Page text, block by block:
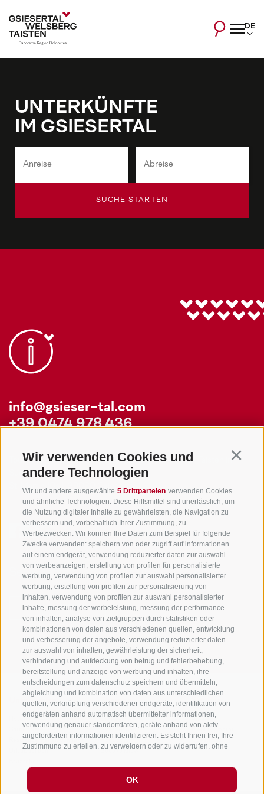
Wir verwenden Cookies und
andere Technologien
Wir und andere ausgewählte 5 Drittparteien verwenden Cookies
und ähnliche Technologien. Diese Hilfsmittel sind unerlässlich, um
die Nutzung digitaler Inhalte zu gewährleisten, die Navigation zu
verbessern und, vorbehaltlich Ihrer Zustimmung, zu
Werbezwecken. Wir können Ihre Daten zum Beispiel für folgende
Zwecke verwenden: speichern von oder zugriff auf informationen
auf einem endgerät, verwendung reduzierter daten zur auswahl
von werbeanzeigen, erstellung von profilen für personalisierte
werbung, verwendung von profilen zur auswahl personalisierter
werbung, erstellung von profilen zur personalisierung von
inhalten, verwendung von profilen zur auswahl personalisierter
inhalte, messung der werbeleistung, messung der performance
von inhalten, analyse von zielgruppen durch statistiken oder
kombinationen von daten aus verschiedenen quellen, entwicklung
und verbesserung der angebote, verwendung reduzierter daten
zur auswahl von inhalten, gewährleistung der sicherheit,
verhinderung und aufdeckung von betrug und fehlerbehebung,
bereitstellung und anzeige von werbung und inhalten, ihre
entscheidungen zum datenschutz speichern und übermitteln,
abgleichung und kombination von daten aus unterschiedlichen
quellen, verknüpfung verschiedener endgeräte, identifikation von
endgeräten anhand automatisch übermittelter informationen,
verwendung genauer standortdaten, geräte anhand von aktiv
angeforderten informationen identifizieren. Es steht Ihnen frei, Ihre
Zustimmung zu erteilen, zu verweigern oder zu widerrufen, ohne
„Cookies akzeptieren" klicken, erklären Sie sich mit der
Verwendung von Cookies und ähnlichen Tools einverstanden.
Verwenden Sie die Schaltfläche „Einstellungen verwalten", um
OK
DE
UNTERKÜNFTE
IM GSIESERTAL
SUCHE STARTEN
info@gsieser-tal.com
+39 0474 978 436
Tourismusgenossenschaft Gsiesertal - Welsberg - Taisten in
Südtirol
St. Martin 10a
I-39030 Gsiesertal
Sei jederzeit informiert und up to date!
NEWSLETTER
Unterkünfte
Residence/Ferienwohnung
Themen Service
GuestPass